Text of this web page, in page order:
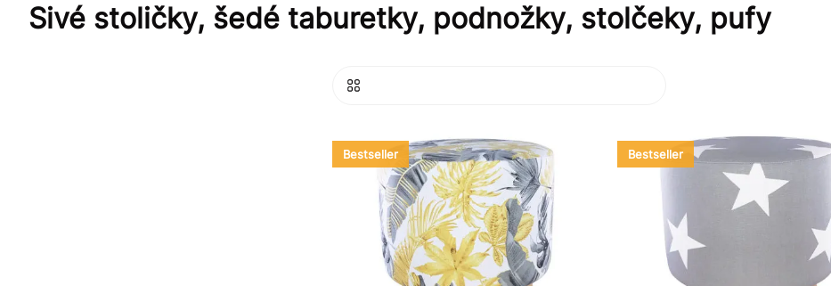
Sivé stoličky, šedé taburetky, podnožky, stolčeky, pufy
Bestseller Bestseller